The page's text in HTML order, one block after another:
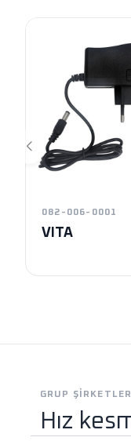
082-006-0001
VITA
GRUP
Hız